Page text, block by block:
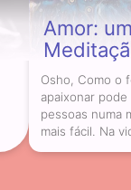
Amor:
Osho, Como o
apaixonar
pessoas numa
mais fácil. Na